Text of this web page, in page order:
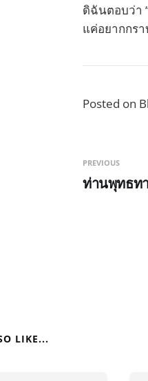
ดิฉันตอบว่า
แค่อยากกร
Posted on
PREVIOUS
ท่านพุทธท
LIKE...